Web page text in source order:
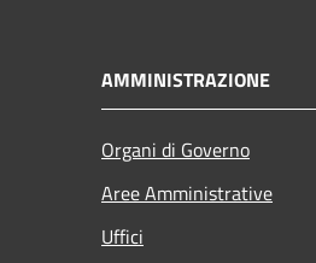
AMMINISTRAZIONE
Organi di Governo
Aree Amministrative
Uffici